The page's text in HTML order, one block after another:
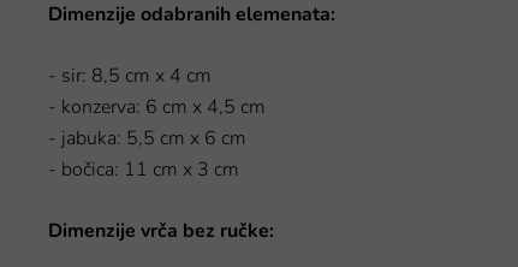
Dimenzije odabranih elemenata:
- sir: 8,5 cm x 4 cm
- konzerva: 6 cm x 4,5 cm
- jabuka: 5,5 cm x 6 cm
- bočica: 11 cm x 3 cm
Dimenzije vrča bez ručke: